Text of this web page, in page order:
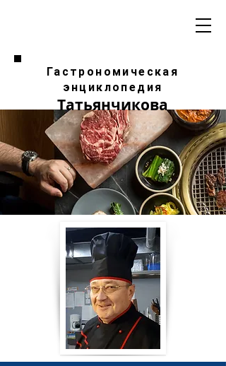
Гастрономическая
энциклопедия
Татьянчикова